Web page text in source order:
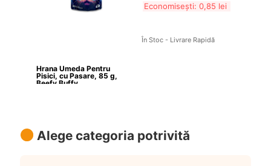
Hrana Umeda Pentru
Pisici, cu Pasare, 85 g,
Beefy Buffy
Economisești: 0,85 lei
În Stoc - Livrare Rapidă
Alege categoria potrivită